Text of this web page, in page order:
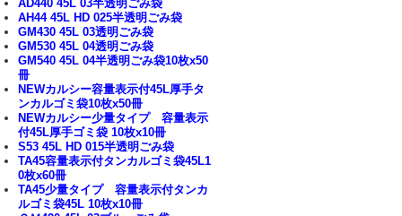
AD440 45L 03半透明ごみ袋
AH44 45L HD 025半透明ごみ袋
GM430 45L 03透明ごみ袋
GM530 45L 04透明ごみ袋
GM540 45L 04半透明ごみ袋10枚x50
冊
NEWカルシー容量表示付45L厚手タ
ンカルゴミ袋10枚x50冊
NEWカルシー少量タイプ 容量表示
付45L厚手ゴミ袋 10枚x10冊
S53 45L HD 015半透明ごみ袋
TA45容量表示付タンカルゴミ袋45L1
0枚x60冊
TA45少量タイプ 容量表示付タンカ
ルゴミ袋45L 10枚x10冊